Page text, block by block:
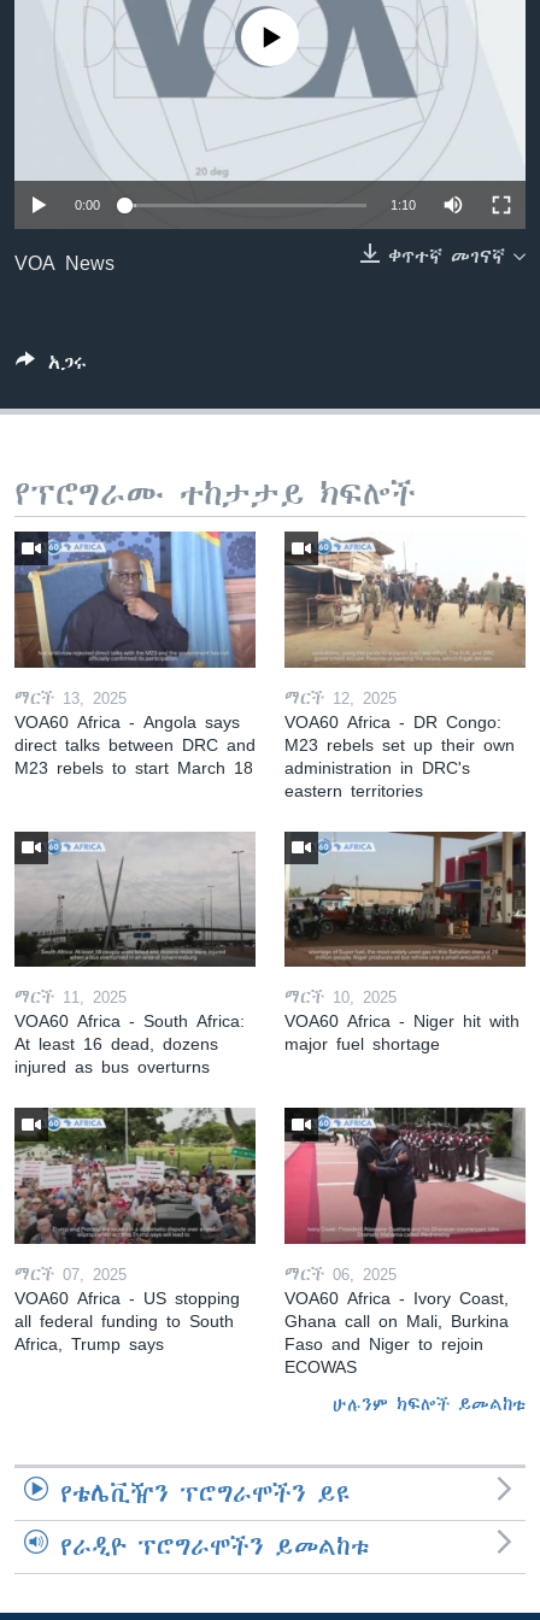
ቋንቋዎች
No media source currently available
0:00 1:10
ቀጥተኛ መገናኛ
VOA News
አጋሩ
የፕሮግራሙ ተከታታይ ክፍሎች
ማርች 13, 2025
VOA60 Africa - Angola says
direct talks between DRC and
M23 rebels to start March 18
ማርች 12, 2025
VOA60 Africa - DR Congo:
M23 rebels set up their own
administration in DRC's
eastern territories
ማርች 11, 2025
VOA60 Africa - South Africa:
At least 16 dead, dozens
injured as bus overturns
ማርች 10, 2025
VOA60 Africa - Niger hit with
major fuel shortage
ማርች 07, 2025
VOA60 Africa - US stopping
all federal funding to South
Africa, Trump says
ማርች 06, 2025
VOA60 Africa - Ivory Coast,
Ghana call on Mali, Burkina
Faso and Niger to rejoin
ECOWAS
ሁሉንም ክፍሎች ይመልከቱ
የቴሌቪዥን ፕሮግራሞችን ይዩ
የራዲዮ ፕሮግራሞችን ይመልከቱ